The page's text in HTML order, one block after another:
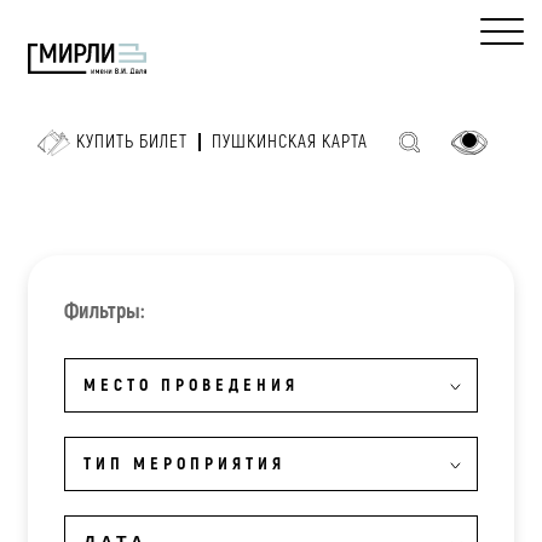
КУПИТЬ БИЛЕТ ПУШКИНСКАЯ КАРТА
Фильтры:
МЕСТО ПРОВЕДЕНИЯ
ТИП МЕРОПРИЯТИЯ